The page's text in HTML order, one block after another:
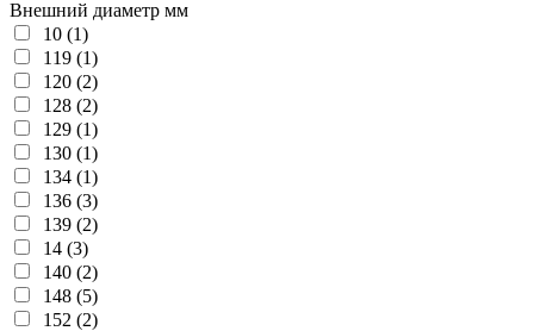
Внешний диаметр мм
10 (1)
119 (1)
120 (2)
128 (2)
129 (1)
130 (1)
134 (1)
136 (3)
139 (2)
14 (3)
140 (2)
148 (5)
152 (2)